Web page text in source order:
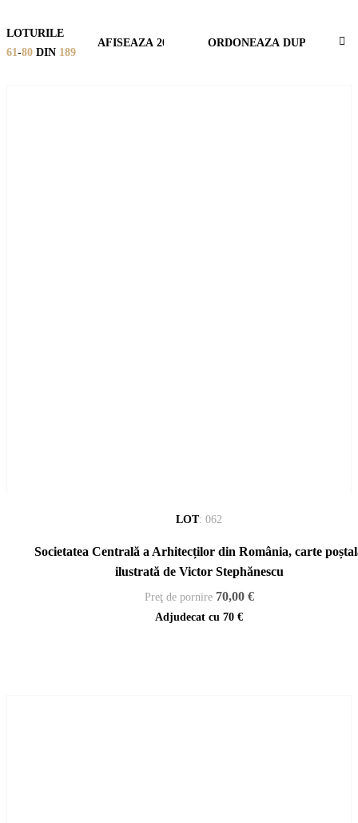
LOTURILE
61-80 DIN 189
LOT: 062
Societatea Centrală a Arhitecților din România, carte
ilustrată de Victor Stephănescu
Preţ de pornire 70,00 €
Adjudecat cu 70 €